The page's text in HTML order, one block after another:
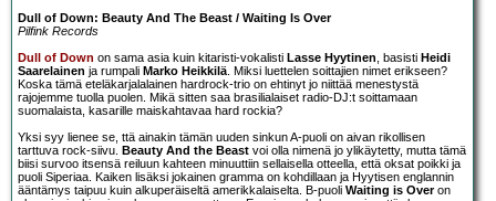
Dull of Down: Beauty And The Beast / Waiting Is Over
Pilfink Records
Dull of Down on sama asia kuin kitaristi-vokalisti Lasse Hyytinen, basisti Heidi
Saarelainen ja rumpali Marko Heikkilä. Miksi luettelen soittajien nimet erikseen?
Koska tämä eteläkarjalalainen hardrock-trio on ehtinyt jo niittää menestystä
rajojemme tuolla puolen. Mikä sitten saa brasilialaiset radio-DJ:t soittamaan
suomalaista, kasarille maiskahtavaa hard rockia?
Yksi syy lienee se, ttä ainakin tämän uuden sinkun A-puoli on aivan rikollisen
tarttuva rock-siivu. Beauty And the Beast voi olla nimenä jo ylikäytetty, mutta tämä
biisi survoo itsensä reiluun kahteen minuuttiin sellaisella otteella, että oksat poikki ja
puoli Siperiaa. Kaiken lisäksi jokainen gramma on kohdillaan ja Hyytisen englannin
ääntämys taipuu kuin alkuperäiseltä amerikkalaiselta. B-puoli Waiting is Overon